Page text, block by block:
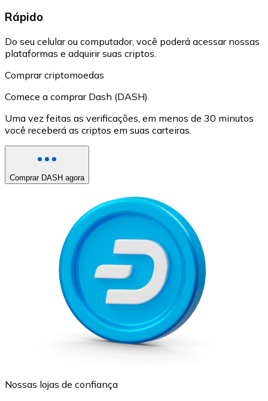
Rápido
Do seu celular ou computador, você poderá acessar nossas
plataformas e adquirir suas criptos.
Comprar criptomoedas
Comece a comprar Dash (DASH)
Uma vez feitas as verificações, em menos de 30 minutos
você receberá as criptos em suas carteiras.
Comprar DASH agora
Nossas lojas de confiança